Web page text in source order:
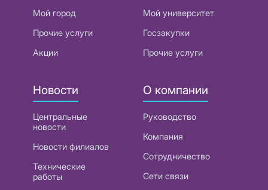
Мой город
Прочие услуги
Акции
Мой университет
Госзакупки
Прочие услуги
Новости
Центральные
новости
Новости филиалов
Технические
работы
О компании
Руководство
Компания
Сотрудничество
Сети связи